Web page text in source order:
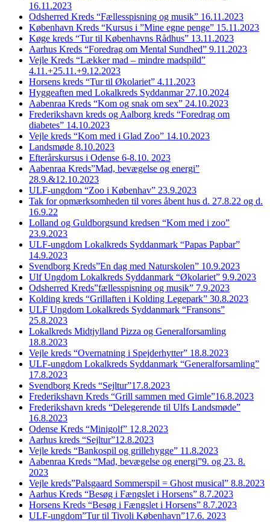
16.11.2023
Odsherred Kreds “Fællesspisning og musik” 16.11.2023
København Kreds “Kursus i ”Mine egne penge” 15.11.2023
Køge kreds “Tur til Københavns Rådhus” 13.11.2023
Aarhus Kreds “Foredrag om Mental Sundhed” 9.11.2023
Vejle Kreds “Lækker mad – mindre madspild”
4.11.+25.11.+9.12.2023
Horsens kreds “Tur til Økolariet” 4.11.2023
Hyggeaften med Lokalkreds Syddanmar 27.10.2024
Aabenraa Kreds “Kom og snak om sex” 24.10.2023
Frederikshavn kreds og Aalborg kreds “Foredrag om
diabetes” 14.10.2023
Vejle kreds “Kom med i Glad Zoo” 14.10.2023
Landsmøde 8.10.2023
Efterårskursus i Odense 6-8.10. 2023
Aabenraa Kreds”Mad, bevægelse og energi”
28.9.&12.10.2023
ULF-ungdom “Zoo i Københav” 23.9.2023
Tak for opmærksomheden til vores åbent hus d. 27.8.22 og d.
16.9.22
Lolland og Guldborgsund kredsen “Kom med i zoo”
23.9.2023
ULF-ungdom Lokalkreds Syddanmark “Papas Papbar”
14.9.2023
Svendborg Kreds”En dag med Naturskolen” 10.9.2023
Ulf Ungdom Lokalkreds Syddanmark “Økolariet” 9.9.2023
Odsherred Kreds”fællesspisning og musik” 7.9.2023
Kolding kreds “Grillaften i Kolding Legepark” 30.8.2023
ULF Ungdom Lokalkreds Syddanmark “Fransons”
25.8.2023
Lokalkreds Midtjylland Pizza og Generalforsamling
18.8.2023
Vejle kreds “Overnatning i Spejderhytter” 18.8.2023
ULF-ungdom Lokalkreds Syddanmark “Generalforsamling”
17.8.2023
Svendborg Kreds “Sejltur”17.8.2023
Frederikshavn Kreds “Grill sammen med Gimle”16.8.2023
Frederikshavn kreds “Delegerende til Ulfs Landsmøde”
16.8.2023
Odense Kreds “Minigolf” 12.8.2023
Aarhus kreds “Sejltur”12.8.2023
Vejle kreds “Bankospil og grillehygge” 11.8.2023
Aabenraa Kreds “Mad, bevægelse og energi”9. og 23. 8.
2023
Vejle kreds”Palsgaard Sommerspil = Ghost musical” 8.8.2023
Aarhus Kreds “Besøg i Fængslet i Horsens” 8.7.2023
Horsens Kreds “Besøg i Fængslet i Horsens” 8.7.2023
ULF-ungdom”Tur til Tivoli København”17.6. 2023